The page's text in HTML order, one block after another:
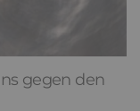
gegen den